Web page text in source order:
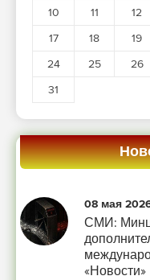
10
11 12
17
18 19
24
25 26
31
08 мая
СМИ:
«Новости»